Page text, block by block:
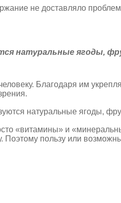
не доставляло
натуральные ягоды,
Благодаря им
натуральные ягоды,
«витамины» и
пользу или